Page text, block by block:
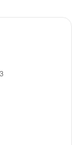
Hauterkrankungen